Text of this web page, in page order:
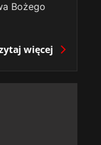
Bożego
więcej